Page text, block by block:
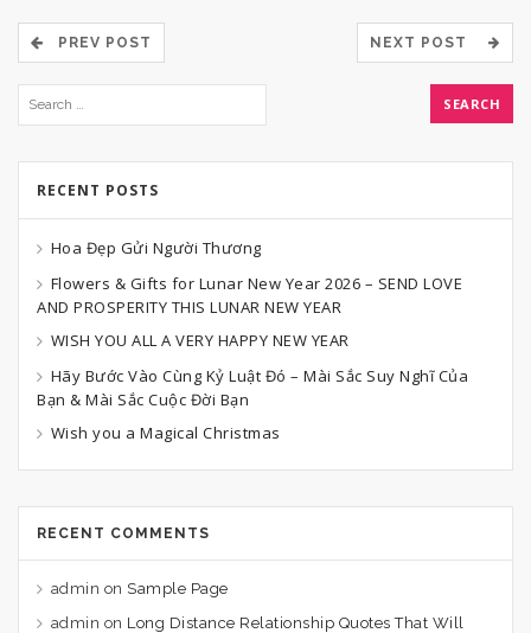
PREV POST NEXT POST
RECENT POSTS
Hoa Đẹp Gửi Người Thương
Flowers & Gifts for Lunar New Year 2026 – SEND LOVE
AND PROSPERITY THIS LUNAR NEW YEAR
WISH YOU ALL A VERY HAPPY NEW YEAR
Hãy Bước Vào Cùng Kỷ Luật Đó – Mài Sắc Suy Nghĩ Của
Bạn & Mài Sắc Cuộc Đời Bạn
Wish you a Magical Christmas
RECENT COMMENTS
admin on Sample Page
admin on Long Distance Relationship Quotes That Will